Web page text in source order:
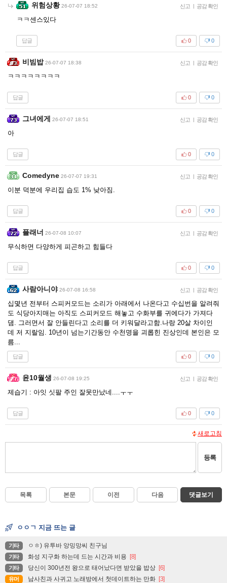
위험상황 26-07-07 18:52 신고 | 공감 확인
ㅋㅋ센스있다
답글 0
0
비빔밥 26-07-07 18:38 신고 | 공감 확인
ㅋㅋㅋㅋㅋㅋㅋㅋ
답글 0
0
그녀에게 26-07-07 18:51 신고 | 공감 확인
아
답글 0
0
Comedyne 26-07-07 19:31 신고 | 공감 확인
이분 덕분에 우리집 습도 1% 낮아짐.
답글 0
0
플래너 26-07-08 10:07 신고 | 공감 확인
무식하면 다양하게 피곤하고 힘들다
답글 0
0
사람아니야 26-07-08 16:58 신고 | 공감 확인
십몇년 전부터 스피커모드는 소리가 아래에서 나온다고 수십번을 알려줘
도 식당아지매는 아직도 스피커모드 해놓고 수화부를 귀에다가 가져다
댐. 그러면서 잘 안들린다고 소리를 더 키워달라고함.나랑 20살 차이인
데 저 지랄임. 10년이 넘는기간동안 수천명을 괴롭힌 진상인데 본인은 모
름...
답글 0
0
윤10월생 26-07-08 19:25 신고 | 공감 확인
제습기 : 아잇 싯팔 주인 잘못만났네....ㅜㅜ
답글 0
0
새로고침
등록
목록 본문 이전 다음 댓글보기
ㅇㅇㄱ 지금 뜨는 글
기타 ㅇㅎ) 유투바 앙밍망씨 친구님
기타 화성 지구화 하는데 드는 시간과 비용 [8]
기타 당신이 300년전 왕으로 태어났다면 받았을 밥상 [6]
유머 남사친과 사귀고 노래방에서 첫데이트하는 만화 [3]